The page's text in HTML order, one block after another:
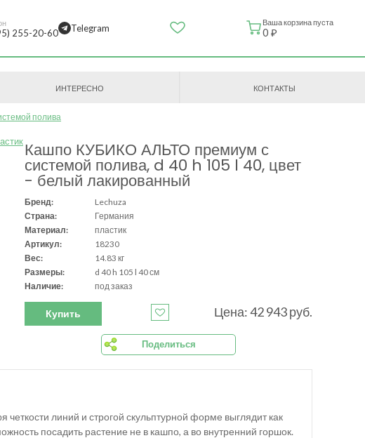
255-20-60 Telegram Ваша корзина пуста
0 ₽
ИНТЕРЕСНО КОНТАКТЫ
полива
Кашпо КУБИКО АЛЬТО премиум с
системой полива, d 40 h 105 l 40, цвет
- белый лакированный
Бренд:
Lechuza
Страна:
Германия
Материал:
пластик
Артикул:
18230
Вес:
14.83 кг
Размеры:
d 40 h 105 l 40 см
Наличие:
под заказ
Купить Цена: 42 943 руб.
Поделиться
линий и строгой скульптурной форме выглядит как
посадить растение не в кашпо, а во внутренний горшок.